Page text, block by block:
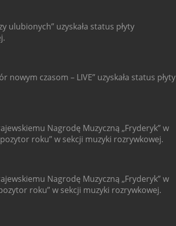
ulubionych” uzyskała status płyty
nowym czasom – LIVE” uzyskała status płyty
Nagrodę Muzyczną „Fryderyk” w
roku” w sekcji muzyki rozrywkowej.
Nagrodę Muzyczną „Fryderyk” w
roku” w sekcji muzyki rozrywkowej.